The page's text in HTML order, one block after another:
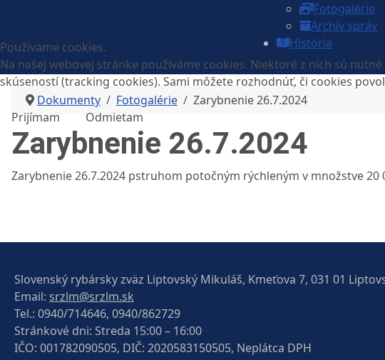
Fotogalérie
Archív správ
História
Dokumenty Fotogalérie Zarybnenie 26.7.2024
Zarybnenie 26.7.2024
Zarybnenie 26.7.2024 pstruhom potočným rýchleným v množstve 20
Slovenský rybársky zväz Liptovský Mikuláš, Kmeťova 7, 031 01
Email: srzlm@srzlm.sk
Tel.: 0940/714646, 0940/862729
Stránkové dni: Streda 15:00 – 16:00
IČO: 001782090505, DIČ: 2020583150505, Neplátca DPH
Používame cookies.
Na našej webovej stránke používáme cookies. Niektoré z nich sú
skúseností (tracking cookies). Sami môžete rozhodnúť, či cookies
Prijímam Odmietam